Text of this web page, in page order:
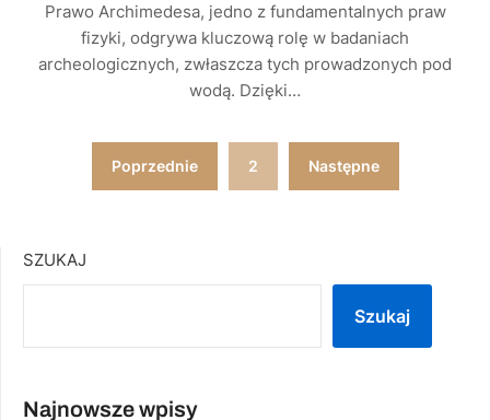
Prawo Archimedesa, jedno z fundamentalnych praw
fizyki, odgrywa kluczową rolę w badaniach
archeologicznych, zwłaszcza tych prowadzonych pod
wodą. Dzięki…
Stronicowanie
wpisów
Poprzednie 2 Następne
SZUKAJ
Szukaj
Najnowsze wpisy